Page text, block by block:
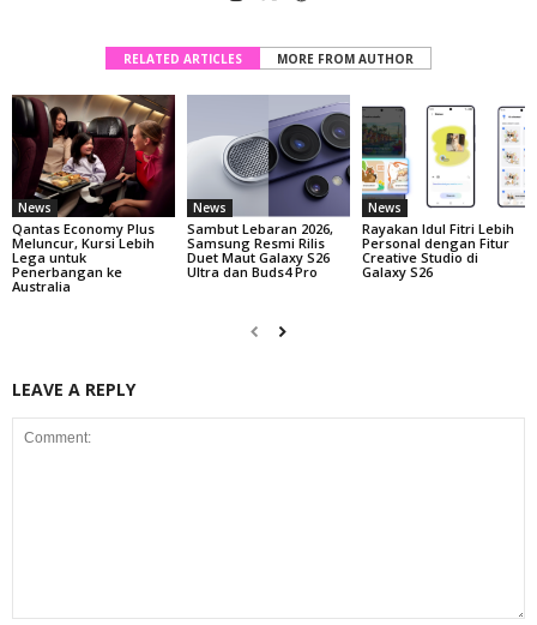
RELATED ARTICLES MORE FROM AUTHOR
News
Qantas Economy Plus
Meluncur, Kursi Lebih
Lega untuk
Penerbangan ke
Australia
News
Sambut Lebaran 2026,
Samsung Resmi Rilis
Duet Maut Galaxy S26
Ultra dan Buds4 Pro
News
Rayakan Idul Fitri Lebih
Personal dengan Fitur
Creative Studio di
Galaxy S26
LEAVE A REPLY